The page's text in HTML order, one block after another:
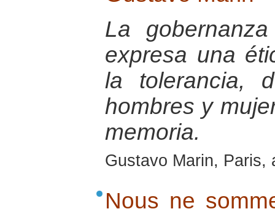
La
expresa una
la tolerancia,
hombres y
memoria.
Gustavo Marin, Paris,
Nous ne